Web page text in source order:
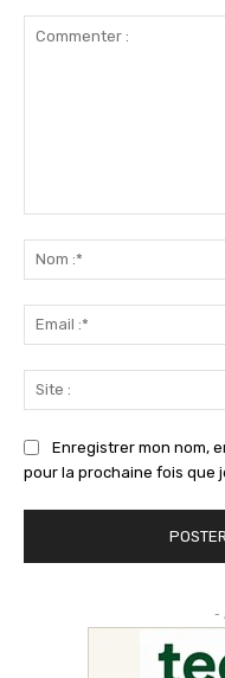
Enregistrer mon nom,
pour la prochaine fois que
-